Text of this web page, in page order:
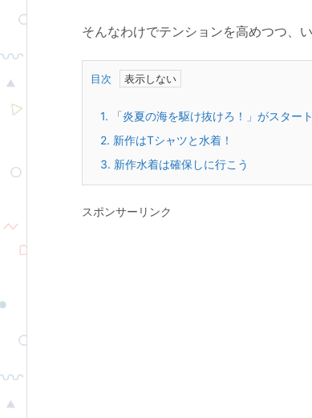
そんなわけでテンションを高めつつ、
目次
1. 「炎夏の海を駆け抜けろ！」がスタート
2. 新作はTシャツと水着！
3. 新作水着は確保しに行こう
スポンサーリンク